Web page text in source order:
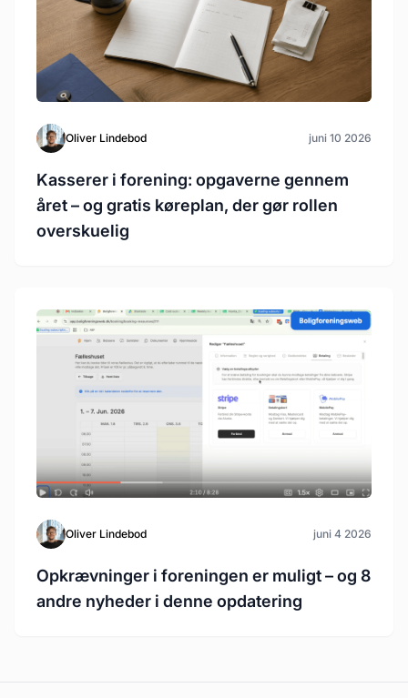
Oliver Lindebod juni 10 2026
Kasserer i forening: opgaverne gennem
året – og gratis køreplan, der gør rollen
overskuelig
Oliver Lindebod juni 4 2026
Opkrævninger i foreningen er muligt – og 8
andre nyheder i denne opdatering